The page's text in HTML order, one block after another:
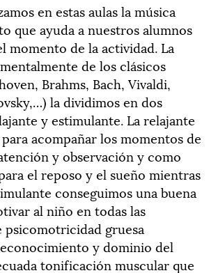
en estas aulas la música
que ayuda a nuestros alumnos
momento de la actividad. La
de los clásicos
Brahms, Bach, Vivaldi,
la dividimos en dos
y estimulante. La relajante
acompañar los momentos de
y observación y como
el reposo y el sueño mientras
conseguimos una buena
al niño en todas las
psicomotricidad gruesa
y dominio del
tonificación muscular que